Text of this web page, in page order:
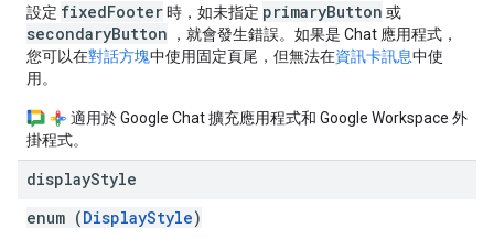
設定 fixedFooter時，如未指定 primaryButton 或
secondaryButton ，就會發生錯誤。如果是 Chat 應用程式，
您可以在對話方塊中使用固定頁尾，但無法在資訊卡訊息中使
用。
適用於 Google Chat 擴充應用程式和 Google Workspace 外
掛程式。
displayStyle
enum (DisplayStyle)